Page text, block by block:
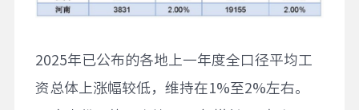
2025年已公布的各地上一年度全口径平均工
资总体上涨幅较低，维持在1%至2%左右。